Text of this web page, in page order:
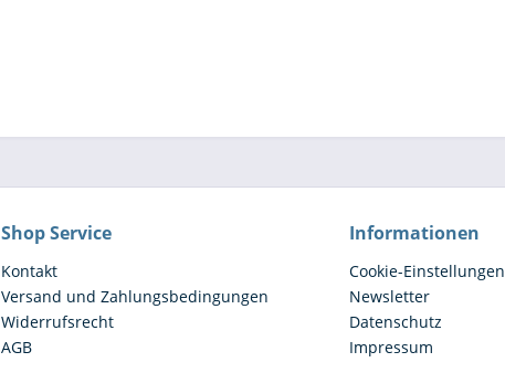
Shop Service
Kontakt
Versand und Zahlungsbedingungen
Widerrufsrecht
AGB
Informationen
Cookie-Einstellungen
Newsletter
Datenschutz
Impressum